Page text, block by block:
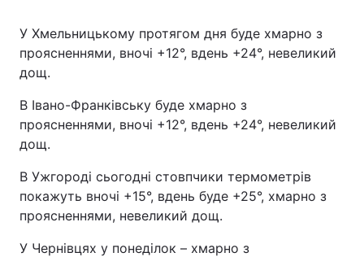
У Хмельницькому протягом дня буде хмарно з
проясненнями, вночі +12°, вдень +24°, невеликий
дощ.
В Івано-Франківську буде хмарно з
проясненнями, вночі +12°, вдень +24°, невеликий
дощ.
В Ужгороді сьогодні стовпчики термометрів
покажуть вночі +15°, вдень буде +25°, хмарно з
проясненнями, невеликий дощ.
У Чернівцях у понеділок – хмарно з